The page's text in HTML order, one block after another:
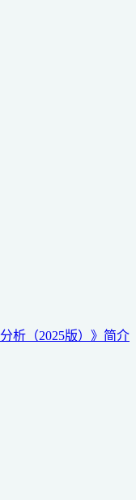
析（2025版）》简介